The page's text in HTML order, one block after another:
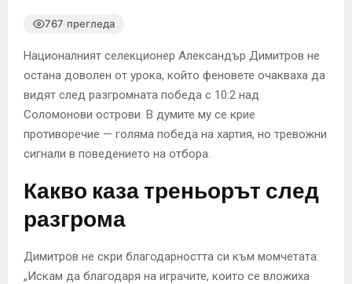
767 прегледа
Националният селекционер Александър Димитров не
остана доволен от урока, който феновете очакваха да
видят след разгромната победа с 10:2 над
Соломонови острови. В думите му се крие
противоречие — голяма победа на хартия, но тревожни
сигнали в поведението на отбора.
Какво каза треньорът след
разгрома
Димитров не скри благодарността си към момчетата:
„Искам да благодаря на играчите, които се вложиха